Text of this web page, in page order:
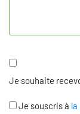
Je souhaite
Je souscris à